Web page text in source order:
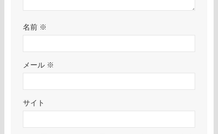
名前 ※
メール ※
サイト